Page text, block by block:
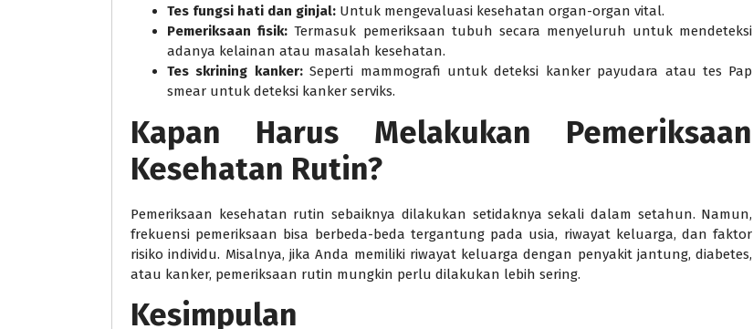
Tes fungsi hati dan ginjal: Untuk mengevaluasi kesehatan organ-organ vital.
Pemeriksaan fisik: Termasuk pemeriksaan tubuh secara menyeluruh untuk mendeteksi
adanya kelainan atau masalah kesehatan.
Tes skrining kanker:Seperti mammografi untuk deteksi kanker payudara atau tes Pap
smear untuk deteksi kanker serviks.
Kapan Harus Melakukan Pemeriksaan
Kesehatan Rutin?
Pemeriksaan kesehatan rutin sebaiknya dilakukan setidaknya sekali dalam setahun. Namun,
frekuensi pemeriksaan bisa berbeda-beda tergantung pada usia, riwayat keluarga, dan faktor
risiko individu. Misalnya, jika Anda memiliki riwayat keluarga dengan penyakit jantung, diabetes,
atau kanker, pemeriksaan rutin mungkin perlu dilakukan lebih sering.
Kesimpulan